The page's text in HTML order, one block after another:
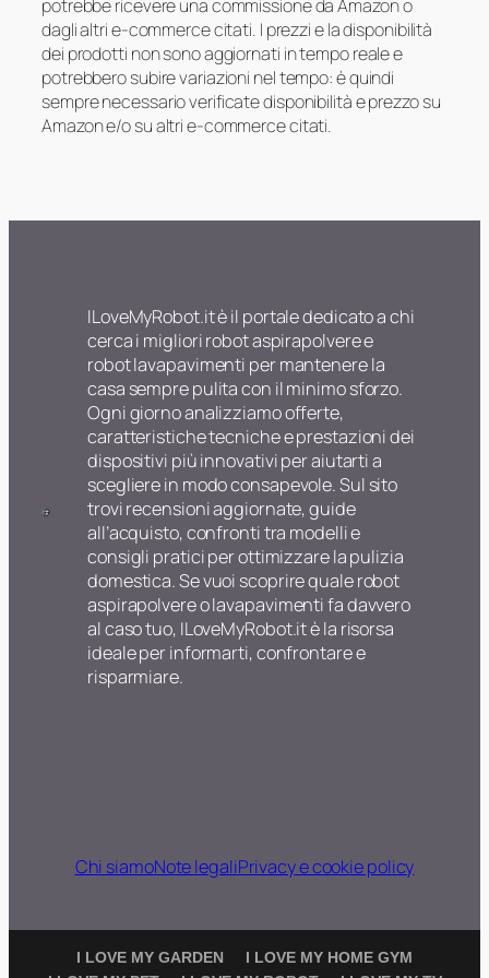
potrebbe ricevere una commissione da Amazon o
dagli altri e-commerce citati. I prezzi e la disponibilità
dei prodotti non sono aggiornati in tempo reale e
potrebbero subire variazioni nel tempo: è quindi
sempre necessario verificate disponibilità e prezzo su
Amazon e/o su altri e-commerce citati.
ILoveMyRobot.it è il portale dedicato a chi
cerca i migliori robot aspirapolvere e
robot lavapavimenti per mantenere la
casa sempre pulita con il minimo sforzo.
Ogni giorno analizziamo offerte,
caratteristiche tecniche e prestazioni dei
dispositivi più innovativi per aiutarti a
scegliere in modo consapevole. Sul sito
trovi recensioni aggiornate, guide
all’acquisto, confronti tra modelli e
consigli pratici per ottimizzare la pulizia
domestica. Se vuoi scoprire quale robot
aspirapolvere o lavapavimenti fa davvero
al caso tuo, ILoveMyRobot.it è la risorsa
ideale per informarti, confrontare e
risparmiare.
Chi siamoNote legaliPrivacy e cookie policy
I LOVE MY GARDEN
I LOVE MY HOME GYM